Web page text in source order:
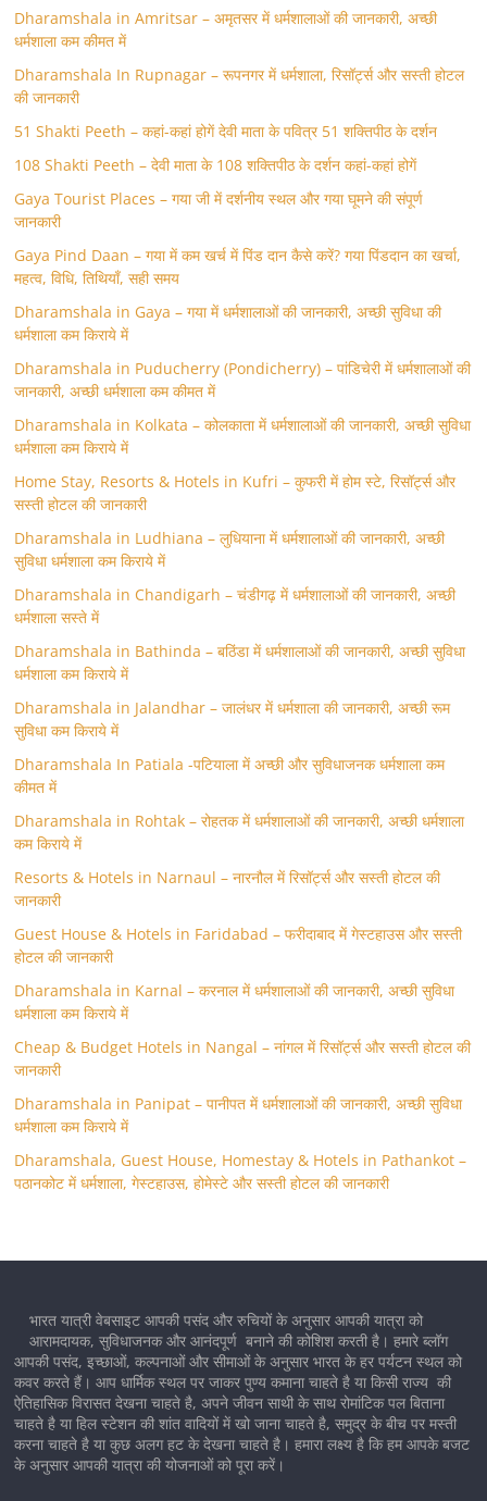
Dharamshala in Amritsar – अमृतसर में धर्मशालाओं की जानकारी, अच्छी
धर्मशाला कम कीमत में
Dharamshala In Rupnagar – रूपनगर में धर्मशाला, रिसॉर्ट्स और सस्ती होटल
की जानकारी
51 Shakti Peeth – कहां-कहां होगें देवी माता के पवित्र 51 शक्तिपीठ के दर्शन
108 Shakti Peeth – देवी माता के 108 शक्तिपीठ के दर्शन कहां-कहां होगें
Gaya Tourist Places – गया जी में दर्शनीय स्थल और गया घूमने की संपूर्ण
जानकारी
Gaya Pind Daan – गया में कम खर्च में पिंड दान कैसे करें? गया पिंडदान का खर्चा,
महत्व, विधि, तिथियाँ, सही समय
Dharamshala in Gaya – गया में धर्मशालाओं की जानकारी, अच्छी सुविधा की
धर्मशाला कम किराये में
Dharamshala in Puducherry (Pondicherry) – पांडिचेरी में धर्मशालाओं की
जानकारी, अच्छी धर्मशाला कम कीमत में
Dharamshala in Kolkata – कोलकाता में धर्मशालाओं की जानकारी, अच्छी सुविधा
धर्मशाला कम किराये में
Home Stay, Resorts & Hotels in Kufri – कुफरी में होम स्‍टे, रिसॉर्ट्स और
सस्ती होटल की जानकारी
Dharamshala in Ludhiana – लुधियाना में धर्मशालाओं की जानकारी, अच्छी
सुविधा धर्मशाला कम किराये में
Dharamshala in Chandigarh – चंडीगढ़ में धर्मशालाओं की जानकारी, अच्छी
धर्मशाला सस्ते में
Dharamshala in Bathinda – बठिंडा में धर्मशालाओं की जानकारी, अच्छी सुविधा
धर्मशाला कम किराये में
Dharamshala in Jalandhar – जालंधर में धर्मशाला की जानकारी, अच्छी रूम
सुविधा कम किराये में
Dharamshala In Patiala -पटियाला में अच्छी और सुविधाजनक धर्मशाला कम
कीमत में
Dharamshala in Rohtak – रोहतक में धर्मशालाओं की जानकारी, अच्छी धर्मशाला
कम किराये में
Resorts & Hotels in Narnaul – नारनौल में रिसॉर्ट्स और सस्ती होटल की
जानकारी
Guest House & Hotels in Faridabad – फरीदाबाद में गेस्टहाउस और सस्ती
होटल की जानकारी
Dharamshala in Karnal – करनाल में धर्मशालाओं की जानकारी, अच्छी सुविधा
धर्मशाला कम किराये में
Cheap & Budget Hotels in Nangal – नांगल में रिसॉर्ट्स और सस्ती होटल की
जानकारी
Dharamshala in Panipat – पानीपत में धर्मशालाओं की जानकारी, अच्छी सुविधा
धर्मशाला कम किराये में
Dharamshala, Guest House, Homestay & Hotels in Pathankot –
पठानकोट में धर्मशाला, गेस्टहाउस, होमेस्टे और सस्ती होटल की जानकारी
भारत यात्री वेबसाइट आपकी पसंद और रुचियों के अनुसार आपकी यात्रा को
आरामदायक, सुविधाजनक और आनंदपूर्ण बनाने की कोशिश करती है। हमारे ब्लॉग
आपकी पसंद, इच्छाओं, कल्पनाओं और सीमाओं के अनुसार भारत के हर पर्यटन स्थल को
कवर करते हैं। आप धार्मिक स्थल पर जाकर पुण्य कमाना चाहते है या किसी राज्य की
ऐतिहासिक विरासत देखना चाहते है, अपने जीवन साथी के साथ रोमांटिक पल बिताना
चाहते है या हिल स्टेशन की शांत वादियों में खो जाना चाहते है, समुद्र के बीच पर मस्ती
करना चाहते है या कुछ अलग हट के देखना चाहते है। हमारा लक्ष्य है कि हम आपके बजट
के अनुसार आपकी यात्रा की योजनाओं को पूरा करें।